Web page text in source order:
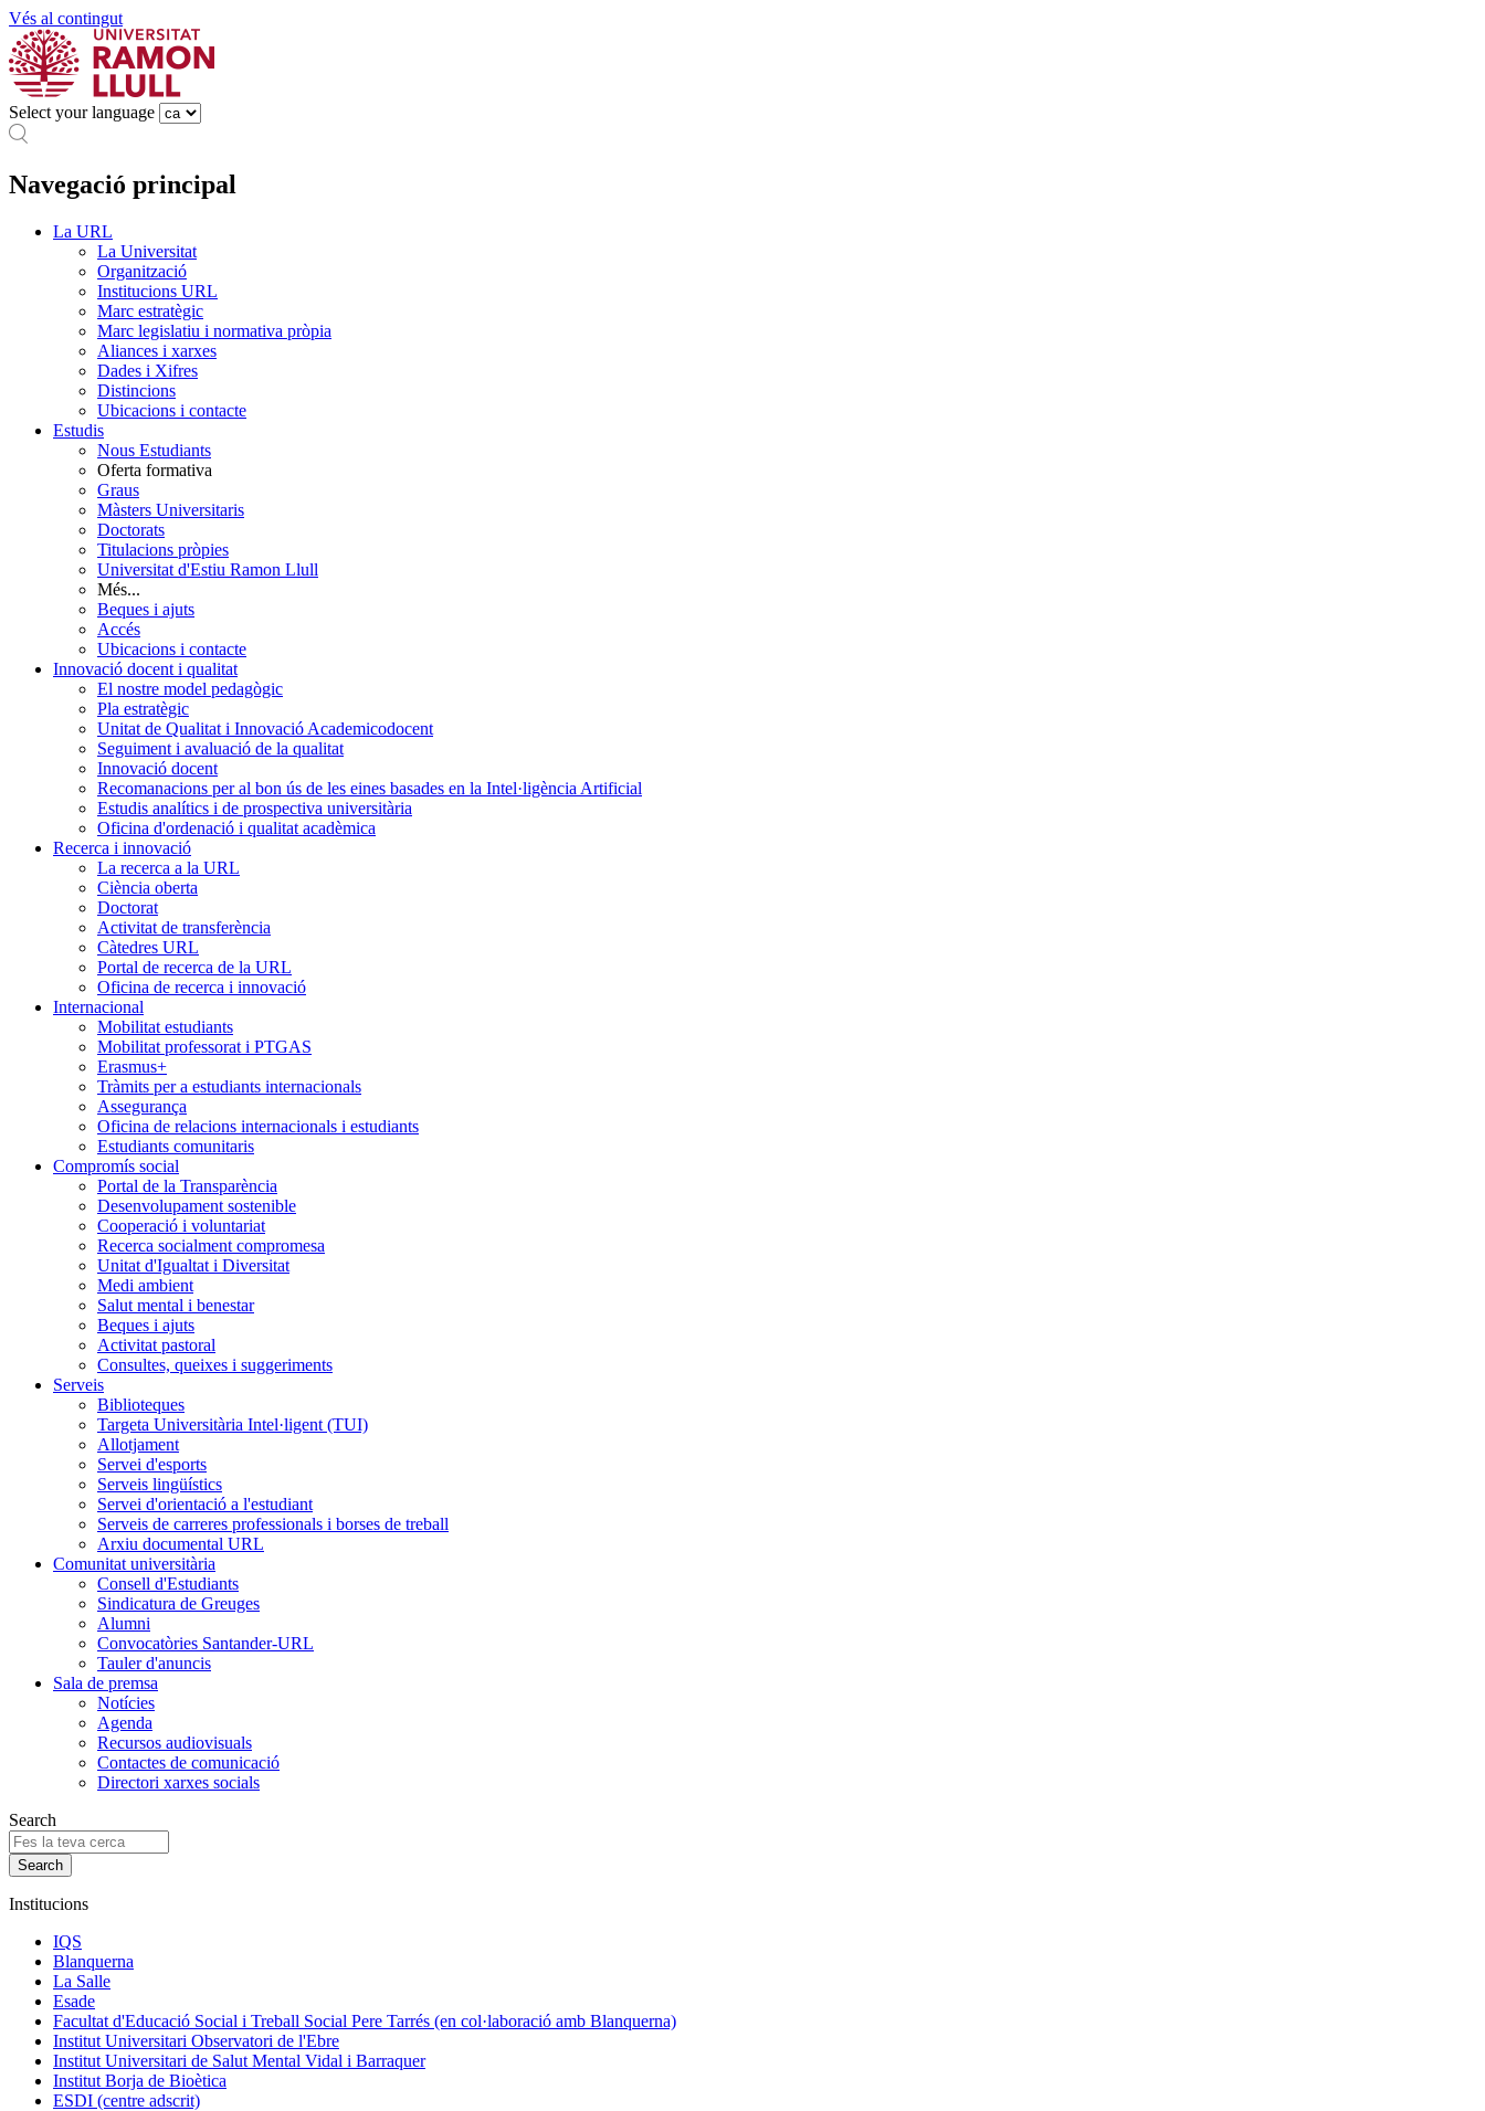
Vés al contingut
Select your language
Navegació principal
La URL
La Universitat
Organització
Institucions URL
Marc estratègic
Marc legislatiu i normativa pròpia
Aliances i xarxes
Dades i Xifres
Distincions
Ubicacions i contacte
Estudis
Nous Estudiants
Oferta formativa
Graus
Màsters Universitaris
Doctorats
Titulacions pròpies
Universitat d'Estiu Ramon Llull
Més...
Beques i ajuts
Accés
Ubicacions i contacte
Innovació docent i qualitat
El nostre model pedagògic
Pla estratègic
Unitat de Qualitat i Innovació Academicodocent
Seguiment i avaluació de la qualitat
Innovació docent
Recomanacions per al bon ús de les eines basades en la Intel·ligència Artificial
Estudis analítics i de prospectiva universitària
Oficina d'ordenació i qualitat acadèmica
Recerca i innovació
La recerca a la URL
Ciència oberta
Doctorat
Activitat de transferència
Càtedres URL
Portal de recerca de la URL
Oficina de recerca i innovació
Internacional
Mobilitat estudiants
Mobilitat professorat i PTGAS
Erasmus+
Tràmits per a estudiants internacionals
Assegurança
Oficina de relacions internacionals i estudiants
Estudiants comunitaris
Compromís social
Portal de la Transparència
Desenvolupament sostenible
Cooperació i voluntariat
Recerca socialment compromesa
Unitat d'Igualtat i Diversitat
Medi ambient
Salut mental i benestar
Beques i ajuts
Activitat pastoral
Consultes, queixes i suggeriments
Serveis
Biblioteques
Targeta Universitària Intel·ligent (TUI)
Allotjament
Servei d'esports
Serveis lingüístics
Servei d'orientació a l'estudiant
Serveis de carreres professionals i borses de treball
Arxiu documental URL
Comunitat universitària
Consell d'Estudiants
Sindicatura de Greuges
Alumni
Convocatòries Santander-URL
Tauler d'anuncis
Sala de premsa
Notícies
Agenda
Recursos audiovisuals
Contactes de comunicació
Directori xarxes socials
Search
Institucions
IQS
Blanquerna
La Salle
Esade
Facultat d'Educació Social i Treball Social Pere Tarrés (en col·laboració amb Blanquerna)
Institut Universitari Observatori de l'Ebre
Institut Universitari de Salut Mental Vidal i Barraquer
Institut Borja de Bioètica
ESDI (centre adscrit)